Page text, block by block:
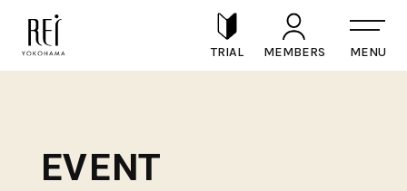
TRIAL MEMBERS
EVENT